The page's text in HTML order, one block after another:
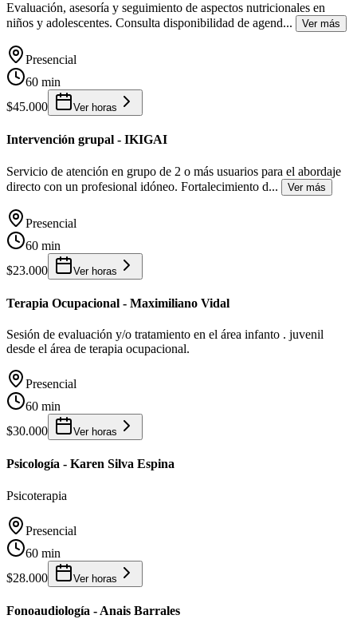
Evaluación, asesoría y seguimiento de aspectos nutricionales en
niños y adolescentes. Consulta disponibilidad de agend... Ver más
Presencial
60 min
$45.000
Ver horas
Intervención grupal - IKIGAI
Servicio de atención en grupo de 2 o más usuarios para el abordaje
directo con un profesional idóneo. Fortalecimiento d... Ver más
Presencial
60 min
$23.000
Ver horas
Terapia Ocupacional - Maximiliano Vidal
Sesión de evaluación y/o tratamiento en el área infanto . juvenil
desde el área de terapia ocupacional.
Presencial
60 min
$30.000
Ver horas
Psicología - Karen Silva Espina
Psicoterapia
Presencial
60 min
$28.000
Ver horas
Fonoaudiología - Anais Barrales